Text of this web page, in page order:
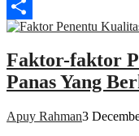
Messenger
Share
Faktor-faktor
Panas Yang
Apuy Rahman3